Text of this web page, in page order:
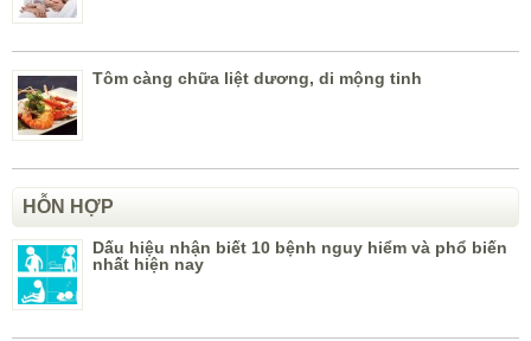
Tôm càng chữa liệt dương, di mộng tinh
HỖN HỢP
Dấu hiệu nhận biết 10 bệnh nguy hiểm và phổ biến
nhất hiện nay